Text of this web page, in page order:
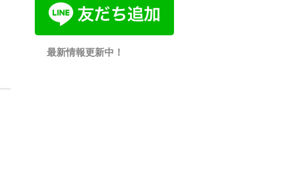
最新情報更新中！